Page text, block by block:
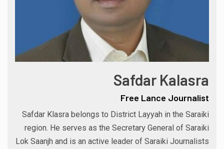
Safdar Kalasra
Free Lance Journalist
Safdar Klasra belongs to District Layyah in the Saraiki
region. He serves as the Secretary General of Saraiki
Lok Saanjh and is an active leader of Saraiki Journalists